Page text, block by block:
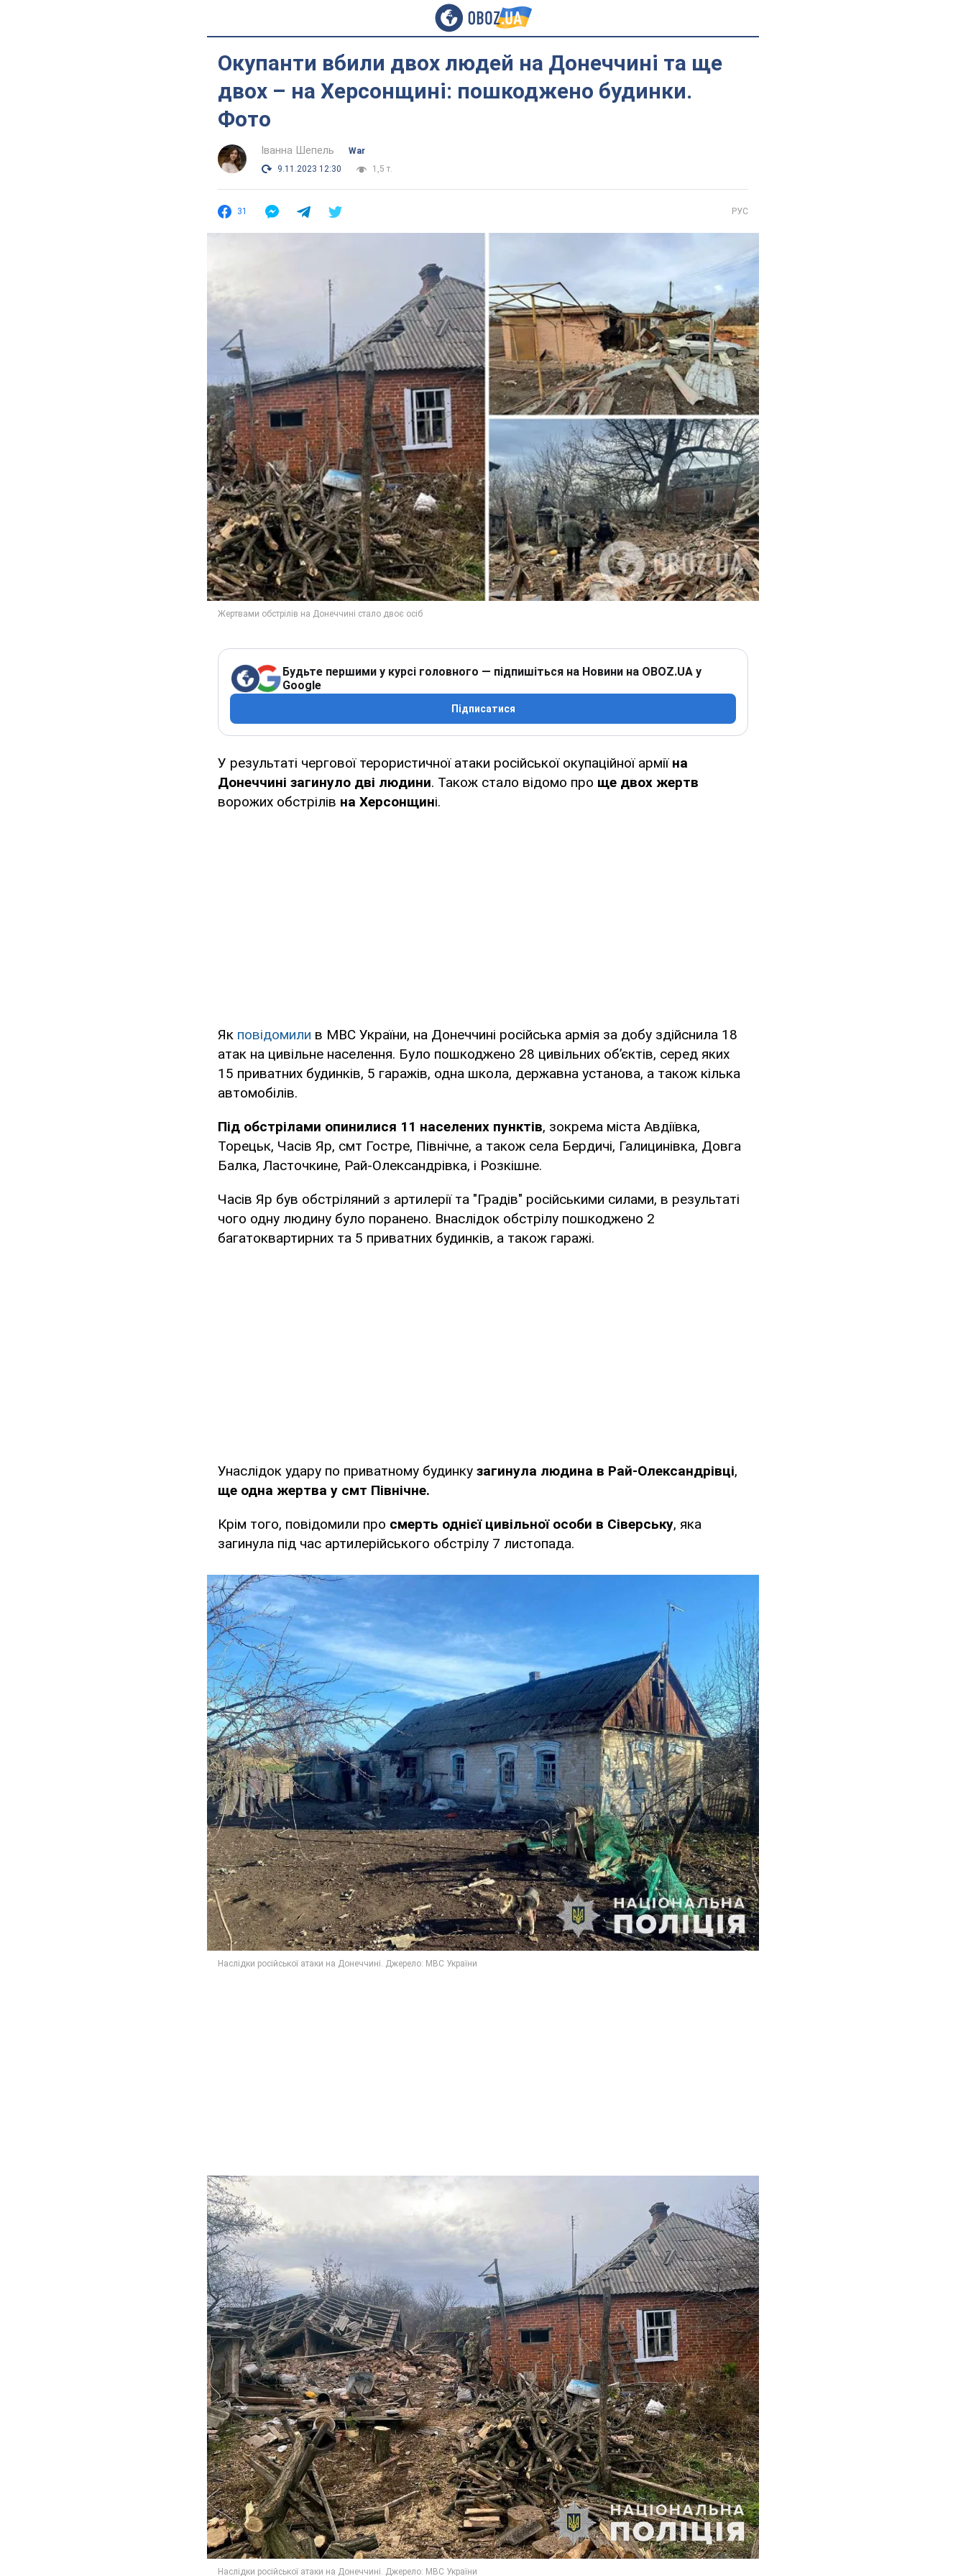
Окупанти вбили двох людей на Донеччині та ще
двох – на Херсонщині: пошкоджено будинки.
Фото
Іванна Шепель
War
9.11.2023 12:30
1,5 т.
31 РУС
Будьте першими у курсі головного — підпишіться на Новини на OBOZ.UA у
Google
Підписатися
У результаті чергової терористичної атаки російської окупаційної армії на
Донеччині загинуло дві людини. Також стало відомо про ще двох жертв
ворожих обстрілів на Херсонщині.
Як повідомили в МВС України, на Донеччині російська армія за добу здійснила 18
атак на цивільне населення. Було пошкоджено 28 цивільних об’єктів, серед яких
15 приватних будинків, 5 гаражів, одна школа, державна установа, а також кілька
автомобілів.
Під обстрілами опинилися 11 населених пунктів, зокрема міста Авдіївка,
Торецьк, Часів Яр, смт Гостре, Північне, а також села Бердичі, Галицинівка, Довга
Балка, Ласточкине, Рай-Олександрівка, і Розкішне.
Часів Яр був обстріляний з артилерії та "Градів" російськими силами, в результаті
чого одну людину було поранено. Внаслідок обстрілу пошкоджено 2
багатоквартирних та 5 приватних будинків, а також гаражі.
Унаслідок удару по приватному будинку загинула людина в Рай-Олександрівці,
ще одна жертва у смт Північне.
Крім того, повідомили про смерть однієї цивільної особи в Сіверську, яка
загинула під час артилерійського обстрілу 7 листопада.